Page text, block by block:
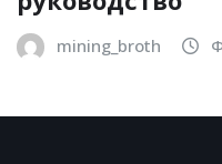
mining_broth